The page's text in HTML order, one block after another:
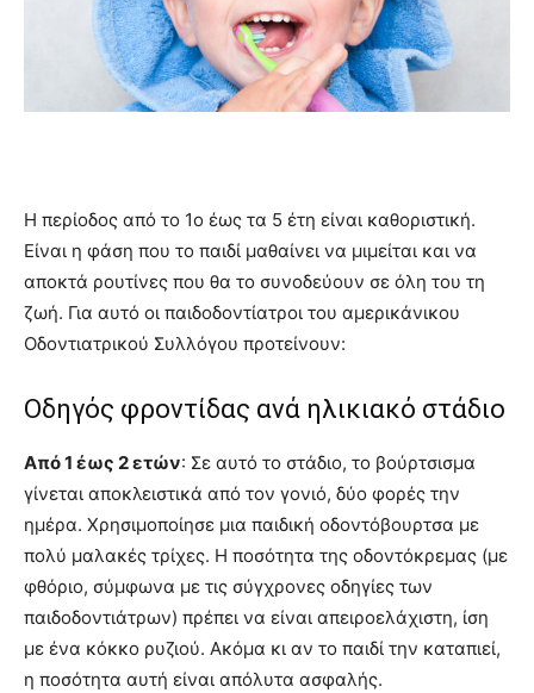
Η περίοδος από το 1o έως τα 5 έτη είναι καθοριστική.
Είναι η φάση που το παιδί μαθαίνει να μιμείται και να
αποκτά ρουτίνες που θα το συνοδεύουν σε όλη του τη
ζωή. Για αυτό οι παιδοδοντίατροι του αμερικάνικου
Οδοντιατρικού Συλλόγου προτείνουν:
Οδηγός φροντίδας ανά ηλικιακό στάδιο
Από 1 έως 2 ετών: Σε αυτό το στάδιο, το βούρτσισμα
γίνεται αποκλειστικά από τον γονιό, δύο φορές την
ημέρα. Χρησιμοποίησε μια παιδική οδοντόβουρτσα με
πολύ μαλακές τρίχες. Η ποσότητα της οδοντόκρεμας (με
φθόριο, σύμφωνα με τις σύγχρονες οδηγίες των
παιδοδοντιάτρων) πρέπει να είναι απειροελάχιστη, ίση
με ένα κόκκο ρυζιού. Ακόμα κι αν το παιδί την καταπιεί,
η ποσότητα αυτή είναι απόλυτα ασφαλής.